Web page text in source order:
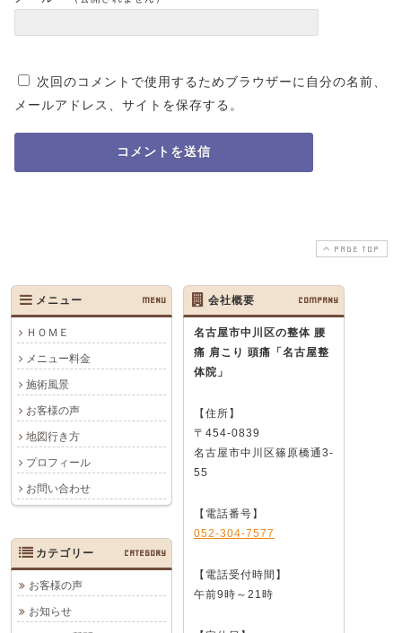
次回のコメントで使用するためブラウザーに自分の名前、
メールアドレス、サイトを保存する。
PAGE TOP
メニュー MENU
ＨＯＭＥ
メニュー料金
施術風景
お客様の声
地図行き方
プロフィール
お問い合わせ
会社概要 COMPANY
名古屋市中川区の整体 腰
痛 肩こり 頭痛 「名古屋整
体院」
【住所】
〒454-0839
名古屋市中川区篠原橋通3-
55
【電話番号】
052-304-7577
【電話受付時間】
午前9時～21時
カテゴリー CATEGORY
お客様の声
お知らせ